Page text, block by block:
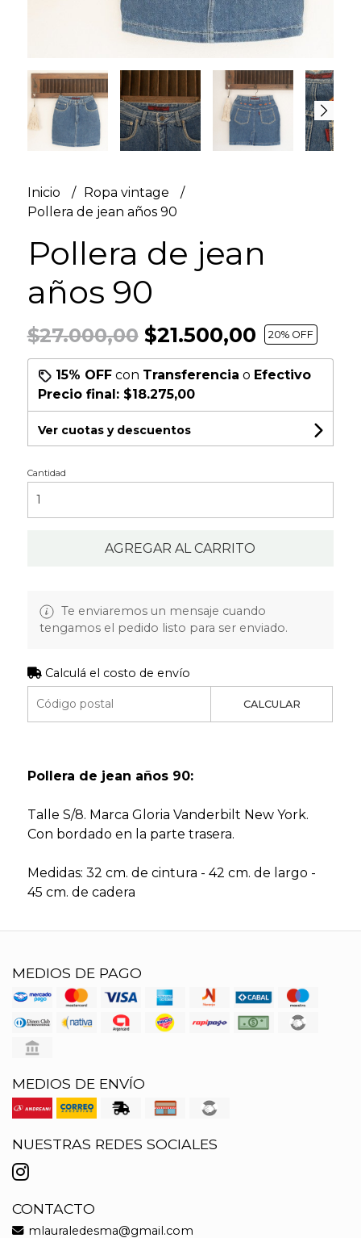
Inicio
Ropa vintage
Pollera de jean años 90
Pollera de jean
años 90
$27.000,00$21.500,00 20% OFF
15% OFFcon Transferencia o Efectivo
Precio final: $18.275,00
Ver cuotas y descuentos
Cantidad
AGREGAR AL CARRITO
Te enviaremos un mensaje cuando
tengamos el pedido listo para ser enviado.
Calculá el costo de envío
CALCULAR
Pollera de jean años 90:
Talle S/8. Marca Gloria Vanderbilt New York.
Con bordado en la parte trasera.
Medidas: 32 cm. de cintura - 42 cm. de largo -
45 cm. de cadera
MEDIOS DE PAGO
MEDIOS DE ENVÍO
NUESTRAS REDES SOCIALES
CONTACTO
mlauraledesma@gmail.com